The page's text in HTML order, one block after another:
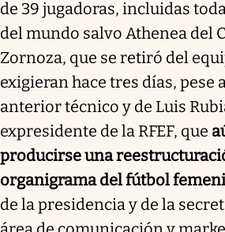
de 39 jugadoras, incluidas
del mundo salvo Athenea del
Zornoza, que se retiró del
exigieran hace tres días, pese
anterior técnico y de Luis
expresidente de la RFEF, que
producirse una
organigrama del fútbol
de la presidencia y de la